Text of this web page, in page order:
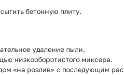
бетонную плиту.
удаление пыли.
низкооборотистого миксера.
«на розлив» с последующим